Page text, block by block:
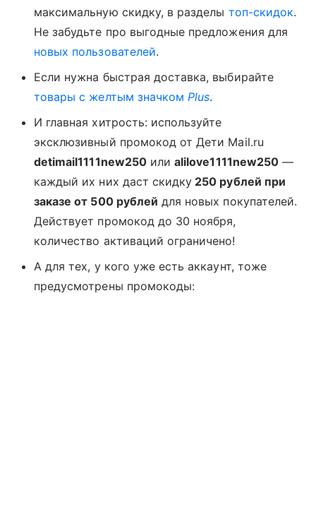
максимальную скидку, в разделы топ-скидок.
Не забудьте про выгодные предложения для
новых пользователей.
Если нужна быстрая доставка, выбирайте
товары с желтым значкомPlus.
И главная хитрость: используйте
эксклюзивный промокод от Дети Mail.ru
detimail1111new250илиalilove1111new250—
каждый их них даст скидку 250 рублей при
заказе от 500 рублей для новых покупателей.
Действует промокод до 30 ноября,
количество активаций ограничено!
А для тех, у кого уже есть аккаунт, тоже
предусмотрены промокоды: